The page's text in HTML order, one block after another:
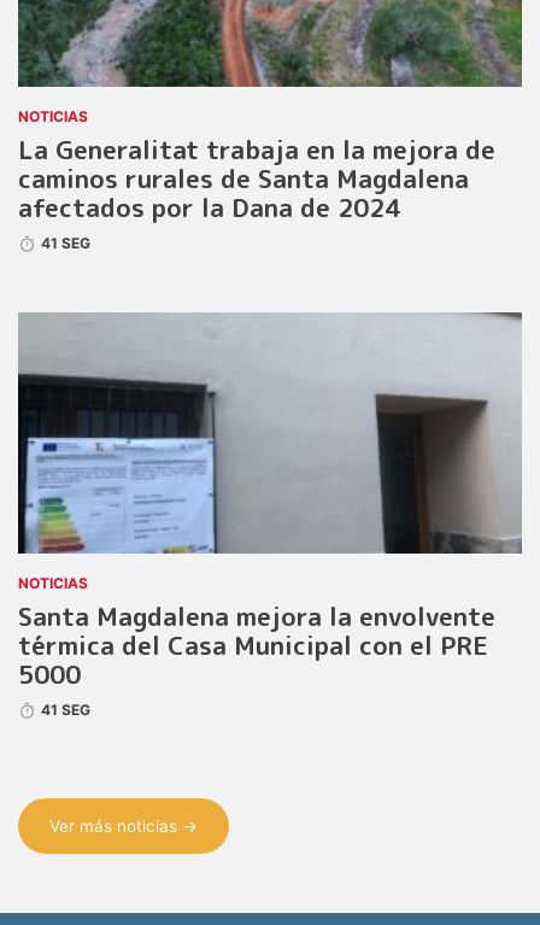
NOTICIAS
La Generalitat trabaja en la mejora de
caminos rurales de Santa Magdalena
afectados por la Dana de 2024
41 SEG
NOTICIAS
Santa Magdalena mejora la envolvente
térmica del Casa Municipal con el PRE
5000
41 SEG
Ver más noticias →